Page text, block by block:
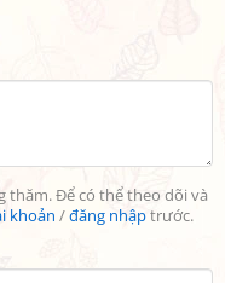
thăm. Để có thể theo dõi và
khoản /đăng nhậptrước.